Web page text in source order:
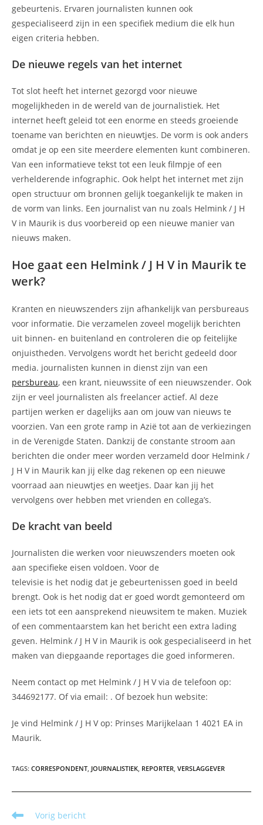
gebeurtenis. Ervaren journalisten kunnen ook
gespecialiseerd zijn in een specifiek medium die elk hun
eigen criteria hebben.
De nieuwe regels van het internet
Tot slot heeft het internet gezorgd voor nieuwe
mogelijkheden in de wereld van de journalistiek. Het
internet heeft geleid tot een enorme en steeds groeiende
toename van berichten en nieuwtjes. De vorm is ook anders
omdat je op een site meerdere elementen kunt combineren.
Van een informatieve tekst tot een leuk filmpje of een
verhelderende infographic. Ook helpt het internet met zijn
open structuur om bronnen gelijk toegankelijk te maken in
de vorm van links. Een journalist van nu zoals Helmink / J H
V in Maurik is dus voorbereid op een nieuwe manier van
nieuws maken.
Hoe gaat een Helmink / J H V in Maurik te
werk?
Kranten en nieuwszenders zijn afhankelijk van persbureaus
voor informatie. Die verzamelen zoveel mogelijk berichten
uit binnen- en buitenland en controleren die op feitelijke
onjuistheden. Vervolgens wordt het bericht gedeeld door
media. journalisten kunnen in dienst zijn van een
persbureau, een krant, nieuwssite of een nieuwszender. Ook
zijn er veel journalisten als freelancer actief. Al deze
partijen werken er dagelijks aan om jouw van nieuws te
voorzien. Van een grote ramp in Azië tot aan de verkiezingen
in de Verenigde Staten. Dankzij de constante stroom aan
berichten die onder meer worden verzameld door Helmink /
J H V in Maurik kan jij elke dag rekenen op een nieuwe
voorraad aan nieuwtjes en weetjes. Daar kan jij het
vervolgens over hebben met vrienden en collega’s.
De kracht van beeld
Journalisten die werken voor nieuwszenders moeten ook
aan specifieke eisen voldoen. Voor de
televisie is het nodig dat je gebeurtenissen goed in beeld
brengt. Ook is het nodig dat er goed wordt gemonteerd om
een iets tot een aansprekend nieuwsitem te maken. Muziek
of een commentaarstem kan het bericht een extra lading
geven. Helmink / J H V in Maurik is ook gespecialiseerd in het
maken van diepgaande reportages die goed informeren.
Neem contact op met Helmink / J H V via de telefoon op:
344692177. Of via email: . Of bezoek hun website:
Je vind Helmink / J H V op: Prinses Marijkelaan 1 4021 EA in
Maurik.
TAGS: CORRESPONDENT JOURNALISTIEK REPORTER VERSLAGGEVER
Lees
Vorig bericht